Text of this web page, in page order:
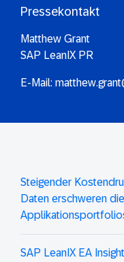
Pressekontakt
Matthew Grant
SAP LeanIX PR
E-Mail:
Steigender
Daten erschweren
SAP LeanIX EA